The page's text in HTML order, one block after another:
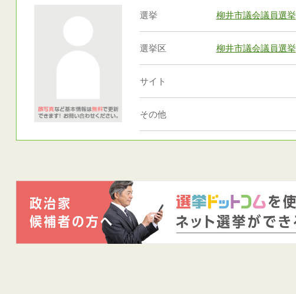
選挙 柳井市議会議員選挙
選挙区 柳井市議会議員選挙
サイト
その他